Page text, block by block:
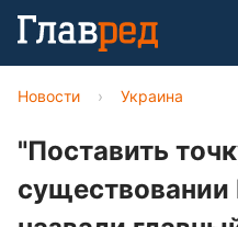
Новости › Украина
"Поставить